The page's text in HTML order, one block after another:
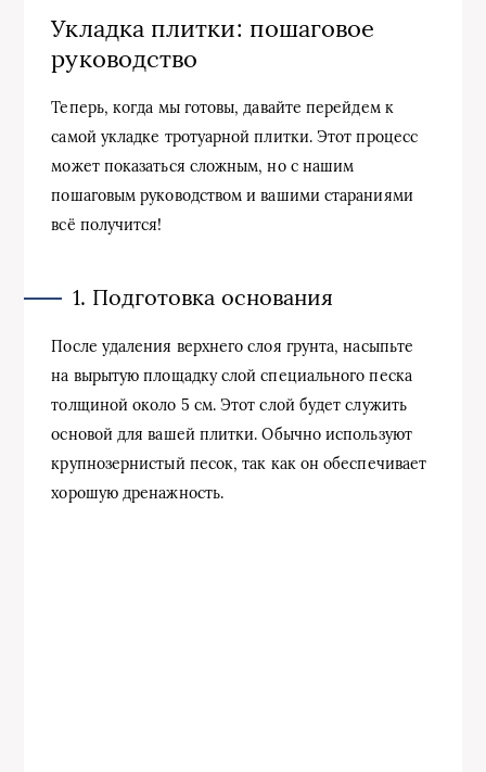
Укладка плитки: пошаговое
руководство
Теперь, когда мы готовы, давайте перейдем к
самой укладке тротуарной плитки. Этот процесс
может показаться сложным, но с нашим
пошаговым руководством и вашими стараниями
всё получится!
1. Подготовка основания
После удаления верхнего слоя грунта, насыпьте
на вырытую площадку слой специального песка
толщиной около 5 см. Этот слой будет служить
основой для вашей плитки. Обычно используют
крупнозернистый песок, так как он обеспечивает
хорошую дренажность.